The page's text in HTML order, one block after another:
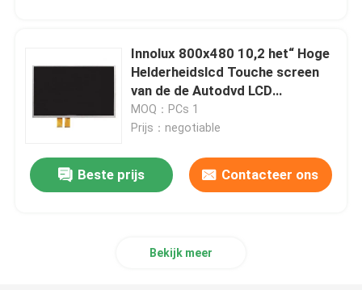
Huis
Innolux 800x480 10,2 het“ Hoge
Helderheidslcd Touche screen
van de de Autodvd LCD
Vertoning van Vertoningengps
MOQ：PCs 1
Prijs：negotiable
Beste prijs Contacteer ons
Bekijk meer